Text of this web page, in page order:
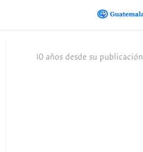
10 años desde su publicación